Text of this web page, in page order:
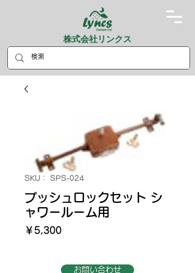
株式会社リンクス
SKU： SPS-024
プッシュロックセット シ
ャワールーム用
￥5,300価
お問い合わせ